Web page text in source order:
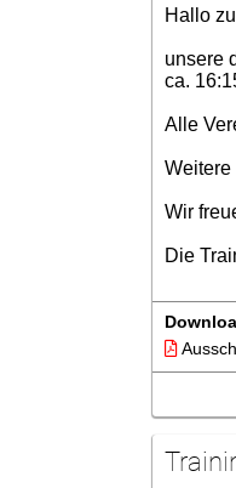
Hallo
unsere
ca.
Alle
Weitere
Wir
Die